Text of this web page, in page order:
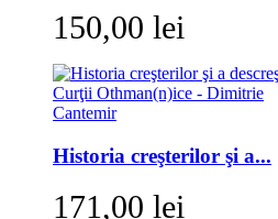
150,00 lei
Historia creşterilor şi a...
171,00 lei